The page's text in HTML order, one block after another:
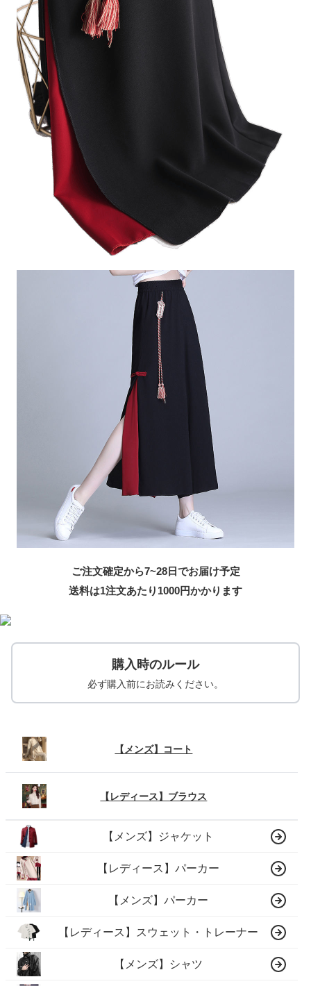
ご注文確定から7~28日でお届け予定
送料は1注文あたり 1000円かかります
購入時のルール
必ず購入前にお読みください。
【メンズ】コート
【レディース】ブラウス
【メンズ】ジャケット
【レディース】パーカー
【メンズ】パーカー
【レディース】スウェット・トレーナー
【メンズ】シャツ